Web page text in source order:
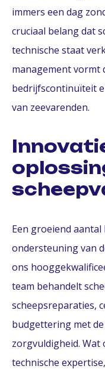
immers een dag
cruciaal belang dat
technische staat
management vormt
bedrijfscontinuïteit
van zeevarenden.
Een groeiend
ondersteuning van
ons
team behandelt
scheepsreparaties,
budgettering met
zorgvuldigheid. Wat
technische